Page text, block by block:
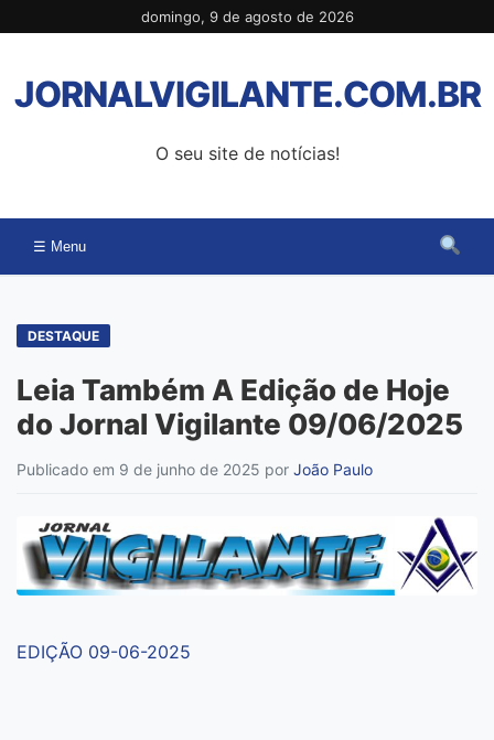
para
conteúdo
domingo, 9 de agosto de 2026
JORNALVIGILANTE.COM.BR
O seu site de notícias!
☰ Menu
DESTAQUE
Leia Também A Edição de Hoje
do Jornal Vigilante 09/06/2025
Publicado em 9 de junho de 2025 por João Paulo
EDIÇÃO 09-06-2025